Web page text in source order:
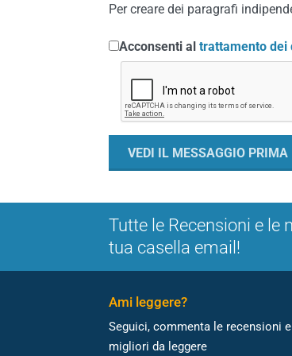
Per creare dei paragrafi
Acconsenti al trattamento dei
Tutte le Recensioni e le
tua casella email!
Ami leggere?
Seguici, commenta le recensioni
migliori da leggere